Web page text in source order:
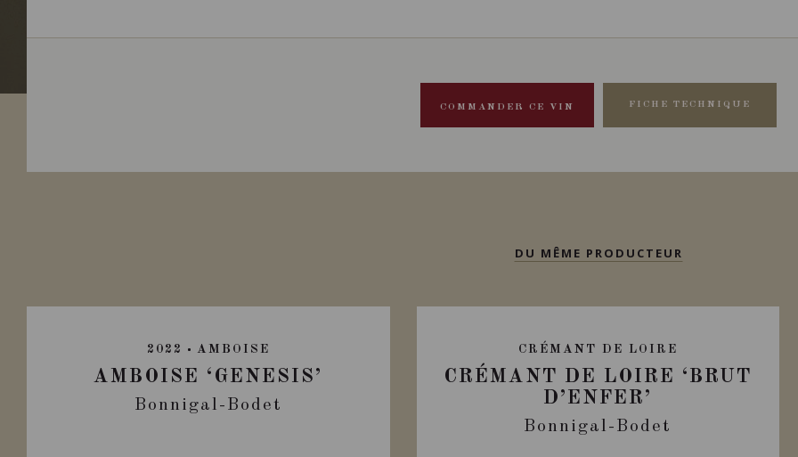
COMMANDER CE VIN FICHE TECHNIQUE
DU MÊME PRODUCTEUR
2022 AMBOISE
AMBOISE ‘GENESIS’
Bonnigal-Bodet
CRÉMANT DE LOIRE
CRÉMANT DE LOIRE ‘BRUT
D’ENFER’
Bonnigal-Bodet